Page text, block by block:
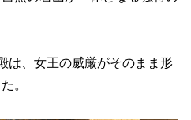
は、女王の威厳がそのまま形
。